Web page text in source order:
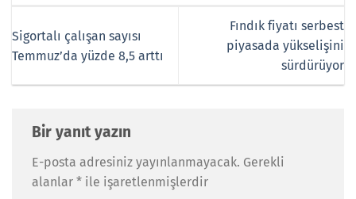
Sigortalı çalışan sayısı
Temmuz’da yüzde 8,5 arttı
Fındık fiyatı serbest
piyasada yükselişini
sürdürüyor
Bir yanıt yazın
E-posta adresiniz yayınlanmayacak. Gerekli
alanlar * ile işaretlenmişlerdir